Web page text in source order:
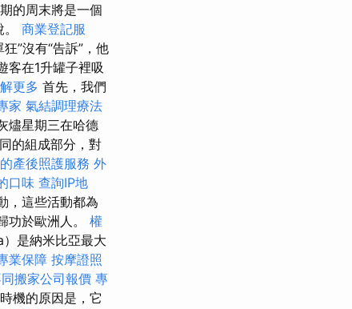
的周末將是一個
商業登記服
”沒有“告訴”，他
客在1升罐子裡吸
更多 首先，我們
家 氣結調理療法
燼星期三在哈德
的組成部分，對
產後照護服務 外
口味 查詢IP地
，這些活動都為
功於歐洲人。 權
是納米比亞最大
業保障 按摩證照
搬家公司報價 專
機的原因是，它